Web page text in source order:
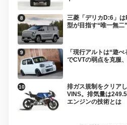
三菱「デリカD:6」
型が目指す“唯一無二
「現行アルトは“遊
でCVTの弱点を克服
排ガス規制をクリア
VINS。排気量は
エンジンの技術とは